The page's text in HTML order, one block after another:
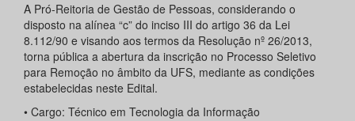
A Pró-Reitoria de Gestão de Pessoas, considerando o
disposto na alínea “c” do inciso III do artigo 36 da Lei
8.112/90 e visando aos termos da Resolução nº 26/2013,
torna pública a abertura da inscrição no Processo Seletivo
para Remoção no âmbito da UFS, mediante as condições
estabelecidas neste Edital.
• Cargo: Técnico em Tecnologia da Informação